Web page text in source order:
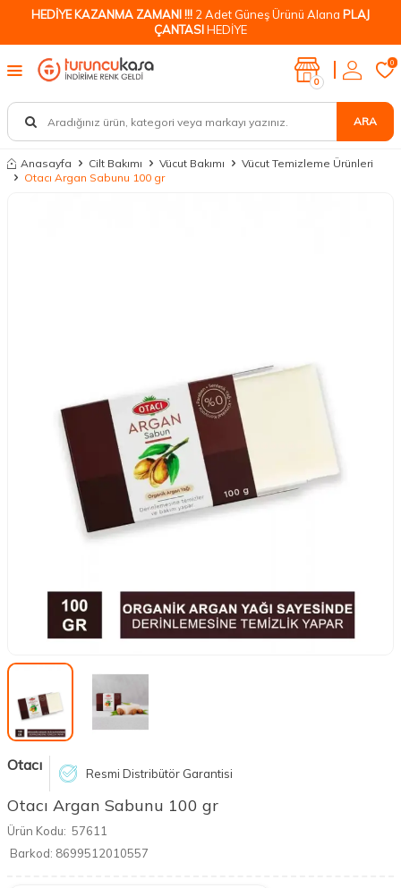
HEDİYE KAZANMA ZAMANI !!! 2 Adet Güneş Ürünü Alana PLAJ
ÇANTASIHEDİYE
ARA
0
0
Anasayfa Cilt Bakımı Vücut Bakımı
Vücut Temizleme Ürünleri
Otacı Argan Sabunu 100 gr
Otacı Resmi Distribütör Garantisi
Otacı Argan Sabunu 100 gr
Ürün Kodu: 57611
Barkod: 8699512010557